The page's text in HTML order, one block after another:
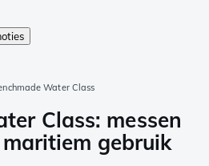
Water Class
Class: messen
gebruik